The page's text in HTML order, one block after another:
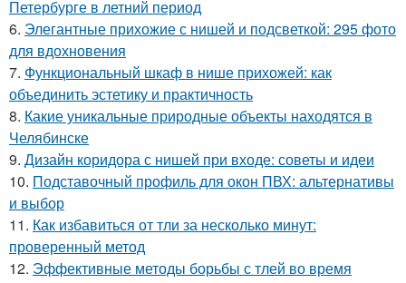
Петербурге в летний период
6. Элегантные прихожие с нишей и подсветкой: 295 фото
для вдохновения
7. Функциональный шкаф в нише прихожей: как
объединить эстетику и практичность
8. Какие уникальные природные объекты находятся в
Челябинске
9. Дизайн коридора с нишей при входе: советы и идеи
10. Подставочный профиль для окон ПВХ: альтернативы
и выбор
11. Как избавиться от тли за несколько минут:
проверенный метод
12. Эффективные методы борьбы с тлей во время